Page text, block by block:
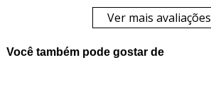
Ver mais avaliações
Você também pode gostar de